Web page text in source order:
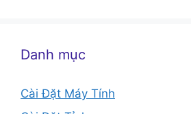
Danh mục
Cài Đặt Máy Tính